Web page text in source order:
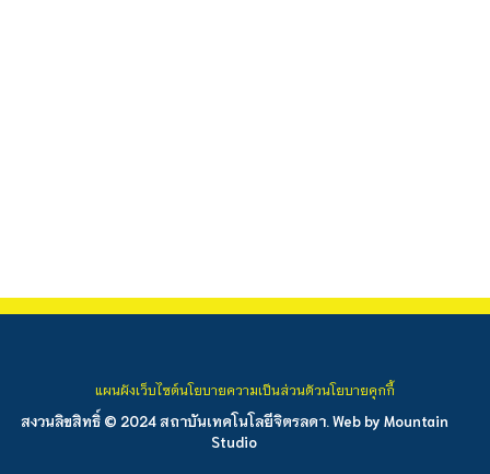
สงวนลิขสิทธิ์ © 2024 สถาบันเทคโนโลยีจิตรลดา. Web by Mountain
Studio
แผนผังเว็บไซต์นโยบายความเป็นส่วนตัวนโยบายคุกกี้